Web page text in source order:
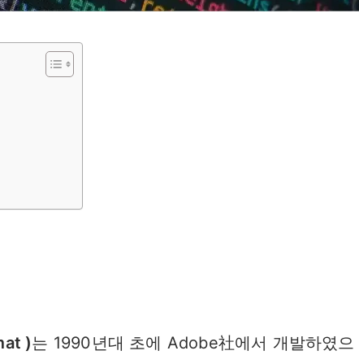
)는 1990년대 초에 Adobe社에서 개발하였으